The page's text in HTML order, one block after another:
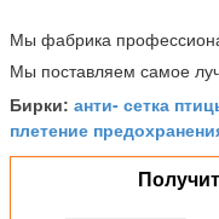
Мы фабрика
Мы поставляем самое
Бирки: анти- сетка
плетение